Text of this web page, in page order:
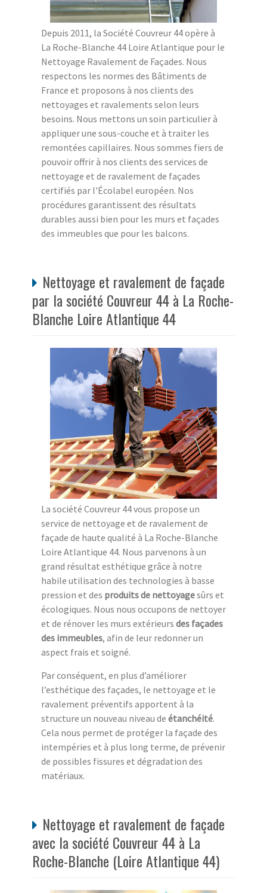
Depuis 2011, la Société Couvreur 44 opère à
La Roche-Blanche 44 Loire Atlantique pour le
Nettoyage Ravalement de Façades. Nous
respectons les normes des Bâtiments de
France et proposons à nos clients des
nettoyages et ravalements selon leurs
besoins. Nous mettons un soin particulier à
appliquer une sous-couche et à traiter les
remontées capillaires. Nous sommes fiers de
pouvoir offrir à nos clients des services de
nettoyage et de ravalement de façades
certifiés par l'Écolabel européen. Nos
procédures garantissent des résultats
durables aussi bien pour les murs et façades
des immeubles que pour les balcons.
Nettoyage et ravalement de façade
par la société Couvreur 44 à La Roche-
Blanche Loire Atlantique 44
La société Couvreur 44 vous propose un
service de nettoyage et de ravalement de
façade de haute qualité à La Roche-Blanche
Loire Atlantique 44. Nous parvenons à un
grand résultat esthétique grâce à notre
habile utilisation des technologies à basse
pression et des produits de nettoyagesûrs et
écologiques. Nous nous occupons de nettoyer
et de rénover les murs extérieurs des façades
des immeubles, afin de leur redonner un
aspect frais et soigné.
Par conséquent, en plus d’améliorer
l’esthétique des façades, le nettoyage et le
ravalement préventifs apportent à la
structure un nouveau niveau de étanchéité.
Cela nous permet de protéger la façade des
intempéries et à plus long terme, de prévenir
de possibles fissures et dégradation des
matériaux.
Nettoyage et ravalement de façade
avec la société Couvreur 44 à La
Roche-Blanche (Loire Atlantique 44)